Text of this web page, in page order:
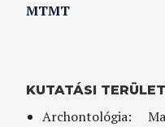
MTMT
KUTATÁSI
Archontológia: